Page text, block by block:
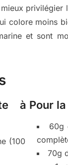
privilégier
colore moins
et sont
à
(100
Pour
70g